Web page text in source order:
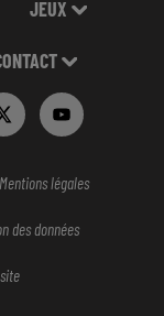
JEUX
Mentions légales
des données